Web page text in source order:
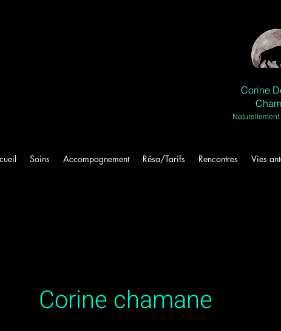
Corine
Soins Accompagnement Résa/Tarifs Rencontres Vies
Corine chamane